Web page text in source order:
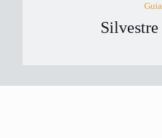
Guia
Silvestre